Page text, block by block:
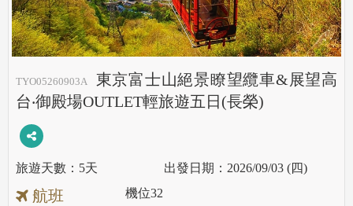
TYO05260903A
東京富士山絕景瞭望纜車&展望高
台‧御殿場OUTLET輕旅遊五日(長榮)
5天 2026/09/03 (四)
航班 機位32